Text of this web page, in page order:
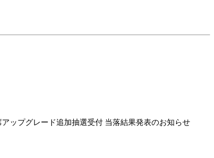
アップグレード追加抽選受付 当落結果発表のお知らせ